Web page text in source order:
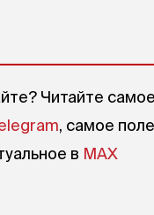
Читайте самое
, самое
в MAX